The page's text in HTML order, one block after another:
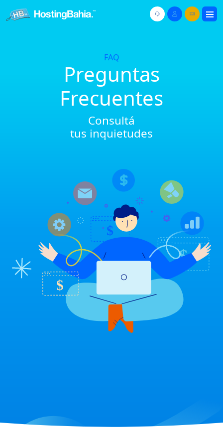
FAQ
Preguntas
Frecuentes
Consultá
tus inquietudes